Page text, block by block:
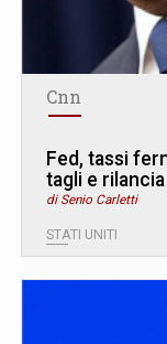
Cnn
Fed, tassi
tagli e
di Senio Carletti
STATI UNITI